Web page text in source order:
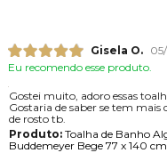
Gisela O.
Eu recomendo esse produto.
Gostei muito, adoro essas
Gostaria de saber se tem mais
de rosto tb.
Produto:Toalha de Banho
Buddemeyer Bege 77 x 140 cm